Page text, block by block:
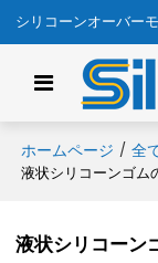
シリコーンオーバー
ホームページ / 全
液状シリコーンゴム
液状シリコーン